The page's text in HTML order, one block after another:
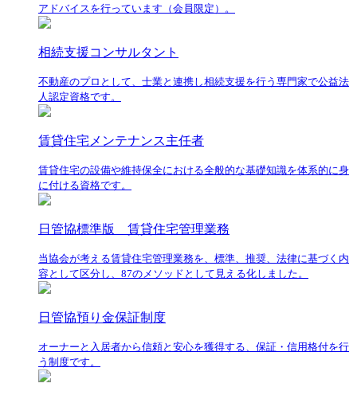
アドバイスを行っています（会員限定）。
相続支援コンサルタント
不動産のプロとして、士業と連携し相続支援を行う専門家で公益法
人認定資格です。
賃貸住宅メンテナンス主任者
賃貸住宅の設備や維持保全における全般的な基礎知識を体系的に身
に付ける資格です。
日管協標準版 賃貸住宅管理業務
当協会が考える賃貸住宅管理業務を、標準、推奨、法律に基づく内
容として区分し、87のメソッドとして見える化しました。
日管協預り金保証制度
オーナーと入居者から信頼と安心を獲得する、保証・信用格付を行
う制度です。